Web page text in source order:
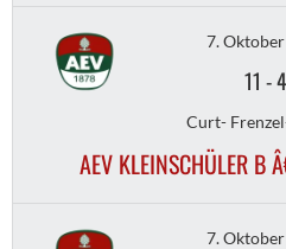
7.
11 -4
Curt-
AEV KLEINSCHÜLER B
7.